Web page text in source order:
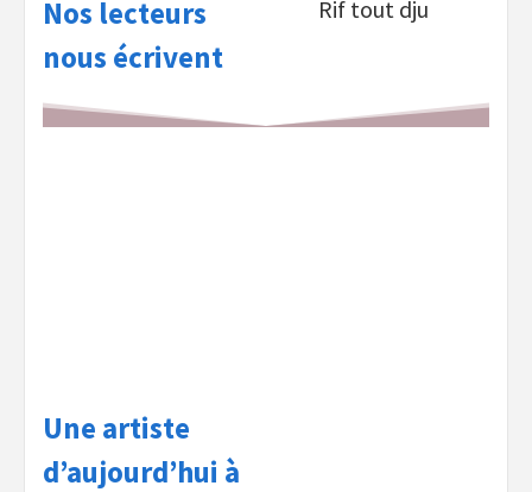
Nos lecteurs
nous écrivent
Rif tout dju
Une artiste
d’aujourd’hui à